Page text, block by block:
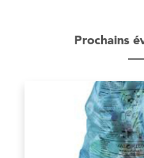
Prochains